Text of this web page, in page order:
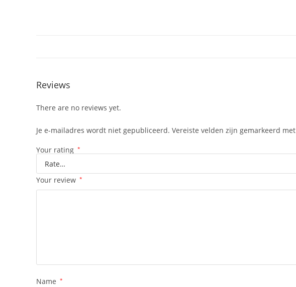
Reviews
There are no reviews yet.
Je e-mailadres wordt niet gepubliceerd. Vereiste velden zijn gemarkeerd met
Your rating *
Your review *
Name *